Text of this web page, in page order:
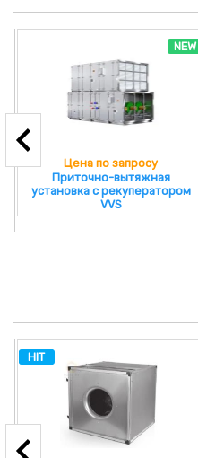
NEW
Цена по запросу
Приточно-вытяжная
установка с рекуператором
VVS
HIT